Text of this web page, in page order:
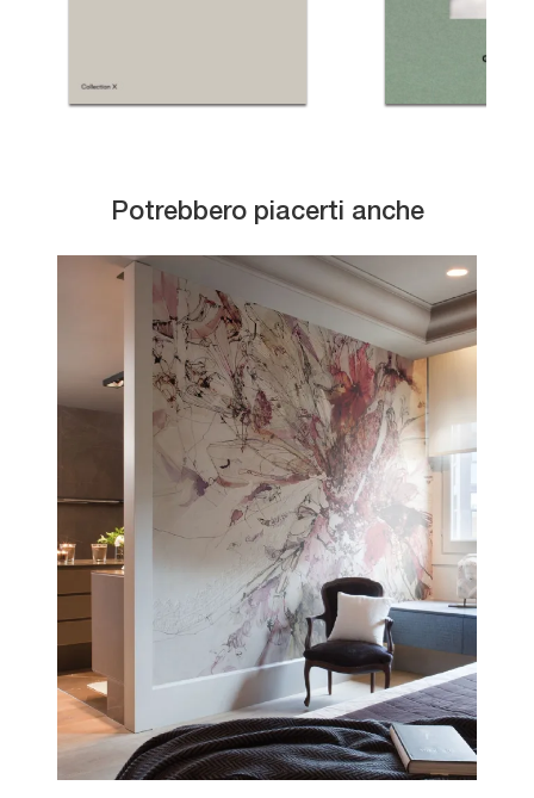
Potrebbero piacerti anche